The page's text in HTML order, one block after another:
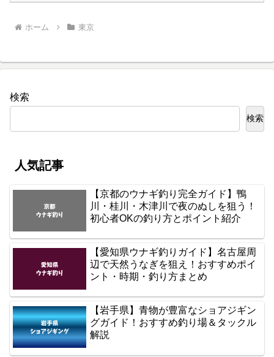
ホーム 東京
検索
検索
人気記事
【京都のウナギ釣り完全ガイド】鴨
川・桂川・木津川で夜のぬしを狙う！
初心者OKの釣り方とポイント紹介
【愛知県ウナギ釣りガイド】名古屋周
辺で天然うなぎを狙え！おすすめポイ
ント・時期・釣り方まとめ
【岩手県】青物が豊富なショアジギン
グガイド！おすすめ釣り場＆タックル
解説